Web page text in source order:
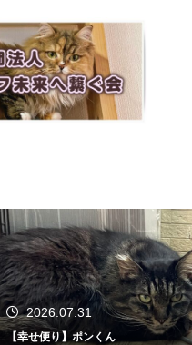
2026.07.31
【幸せ便り】ポンくん